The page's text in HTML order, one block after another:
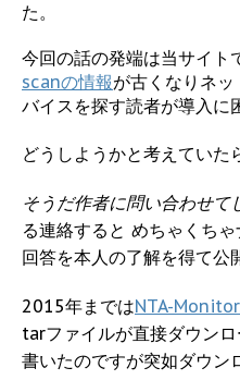
た。
今回の話の発端は当サイト
scanの情報が古くなりネ
バイスを探す読者が導入に
どうしようかと考えていた
そうだ作者に問い合わせて
る連絡すると めちゃくち
回答を本人の了解を得て公
2015年まではNTA-
tarファイルが直接ダウン
書いたのですが突如ダウン